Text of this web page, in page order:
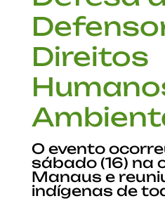
Direitos
O evento
sábado (16) na
Manaus e
indígenas de